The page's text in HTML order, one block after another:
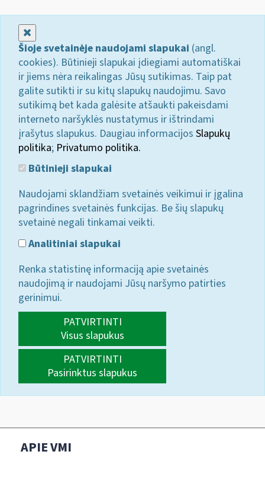
Šioje svetainėje naudojami slapukai (angl.
cookies). Būtinieji slapukai įdiegiami automatiškai
ir jiems nėra reikalingas Jūsų sutikimas. Taip pat
galite sutikti ir su kitų slapukų naudojimu. Savo
sutikimą bet kada galėsite atšaukti pakeisdami
interneto naršyklės nustatymus ir ištrindami
įrašytus slapukus. Daugiau informacijos Slapukų
politika; Privatumo politika.
Būtinieji slapukai
Naudojami sklandžiam svetainės veikimui ir įgalina
pagrindines svetainės funkcijas. Be šių slapukų
svetainė negali tinkamai veikti.
Analitiniai slapukai
Renka statistinę informaciją apie svetainės
naudojimą ir naudojami Jūsų naršymo patirties
gerinimui.
PATVIRTINTI
Visus slapukus
PATVIRTINTI
Pasirinktus slapukus
APIE VMI